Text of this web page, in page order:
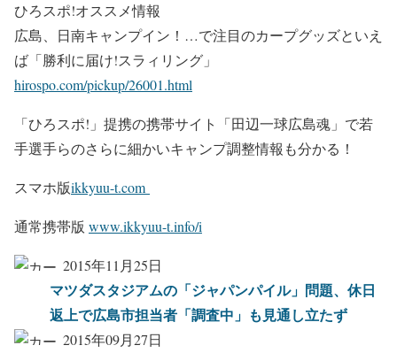
ひろスポ!オススメ情報
広島、日南キャンプイン！…で注目のカープグッズといえ
ば「勝利に届け!スラィリング」
hirospo.com/pickup/26001.html
「ひろスポ!」提携の携帯サイト「田辺一球広島魂」で若
手選手らのさらに細かいキャンプ調整情報も分かる！
スマホ版ikkyuu-t.com
通常携帯版 www.ikkyuu-t.info/i
2015年11月25日
マツダスタジアムの「ジャパンパイル」問題、休日
返上で広島市担当者「調査中」も見通し立たず
2015年09月27日